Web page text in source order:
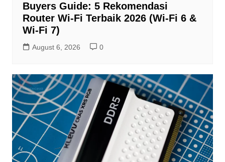
Buyers Guide: 5 Rekomendasi
Router Wi-Fi Terbaik 2026 (Wi-Fi 6 &
Wi-Fi 7)
August 6, 2026 0